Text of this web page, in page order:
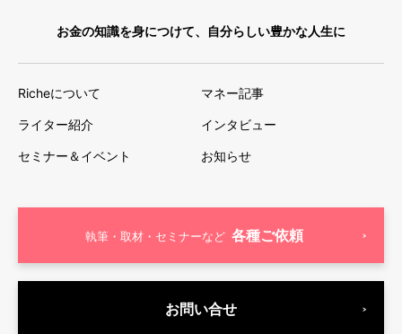
お金の知識を身につけて、自分らしい豊かな人生に
Richeについて マネー記事
ライター紹介 インタビュー
セミナー＆イベント お知らせ
執筆・取材・セミナーなど 各種ご依頼
お問い合せ